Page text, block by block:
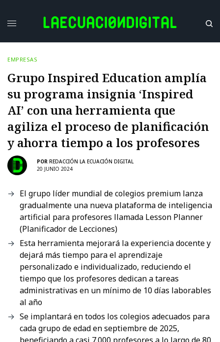
EMPRESAS
Grupo Inspired Education amplía
su programa insignia ‘Inspired
AI’ con una herramienta que
agiliza el proceso de planificación
y ahorra tiempo a los profesores
POR REDACCIÓN LA ECUACIÓN DIGITAL
20 JUNIO 2024
El grupo líder mundial de colegios premium lanza
gradualmente una nueva plataforma de inteligencia
artificial para profesores llamada Lesson Planner
(Planificador de Lecciones)
Esta herramienta mejorará la experiencia docente y
dejará más tiempo para el aprendizaje
personalizado e individualizado, reduciendo el
tiempo que los profesores dedican a tareas
administrativas en un mínimo de 10 días laborables
al año
Se implantará en todos los colegios adecuados para
cada grupo de edad en septiembre de 2025,